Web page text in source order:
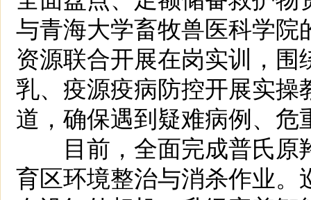
与青海大学畜牧兽医科学
资源联合开展在岗实训，
乳、疫源疫病防控开展实
道，确保遇到疑难病例、
目前，全面完成普氏原
育区环境整治与消杀作业